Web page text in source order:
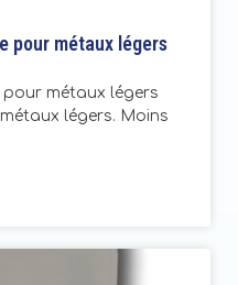
pour métaux légers
pour métaux légers
légers. Moins